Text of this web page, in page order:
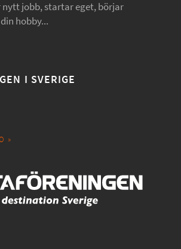
nytt jobb, startar eget, börjar
hobby...
I SVERIGE
»